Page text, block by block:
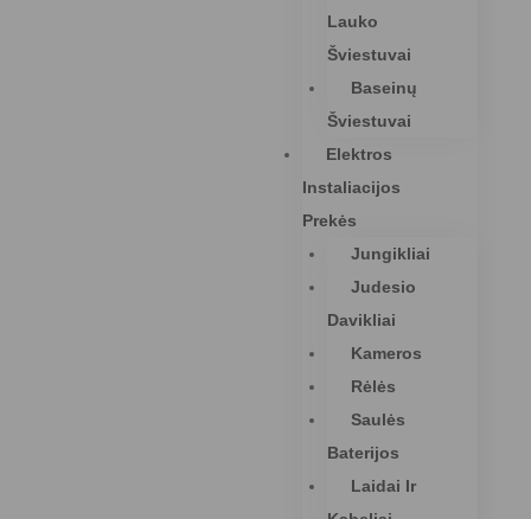
Lauko
Šviestuvai
Baseinų
Šviestuvai
Elektros
Instaliacijos
Prekės
Jungikliai
Judesio
Davikliai
Kameros
Rėlės
Saulės
Baterijos
Laidai Ir